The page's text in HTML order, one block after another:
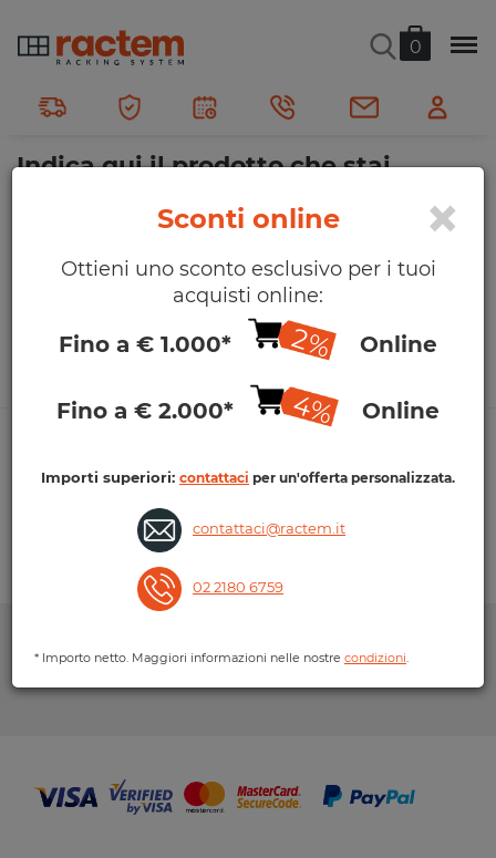
Ractem Cerca
Indica qui il prodotto che stai
La tua ricerca non ha prodotto risultati.
Sconto online
Pagamento 100% sicuro
Invio in 5-7 giorni
0
×
Sconti online
Ottieni uno sconto esclusivo per i tuoi
acquisti online:
Fino a € 1.000* 2% Online
Fino a € 2.000* 4% Online
Importi superiori: contattaci per un'offerta personalizzata.
contattaci@ractem.it
02 2180 6759
* Importo netto. Maggiori informazioni nelle nostre condizioni.